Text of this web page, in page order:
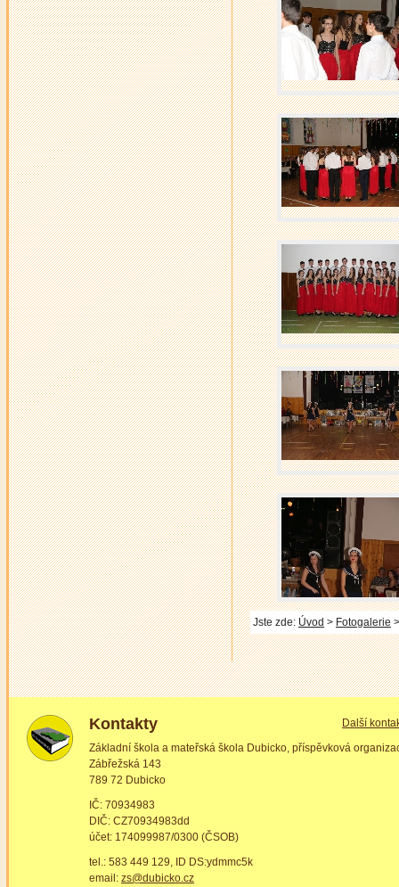
Jste zde: Úvod > Fotogalerie
Kontakty Další
Základní škola a mateřská škola Dubicko, příspěvková
Zábřežská 143
789 72 Dubicko
IČ: 70934983
DIČ: CZ70934983dd
účet: 174099987/0300 (ČSOB)
tel.: 583 449 129, ID DS:ydmmc5k
email: zs@dubicko.cz